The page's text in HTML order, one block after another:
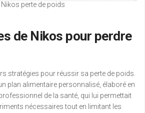
Nikos perte de poids
de Nikos pour perdre
stratégies pour réussir sa perte de poids.
plan alimentaire personnalisé, élaboré en
de la santé, qui lui permettait
nécessaires tout en limitant les